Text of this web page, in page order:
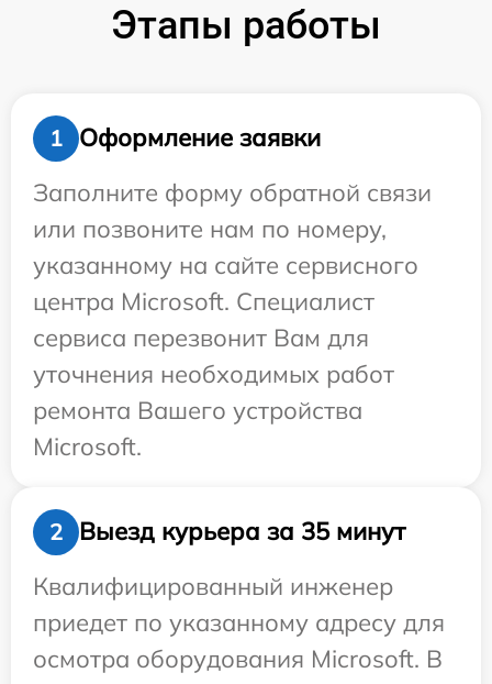
Этапы работы
1
Оформление заявки
Заполните форму обратной связи
или позвоните нам по номеру,
указанному на сайте сервисного
центра Microsoft. Специалист
сервиса перезвонит Вам для
уточнения необходимых работ
ремонта Вашего устройства
Microsoft.
2
Выезд курьера за 35 минут
Квалифицированный инженер
приедет по указанному адресу для
осмотра оборудования Microsoft. В